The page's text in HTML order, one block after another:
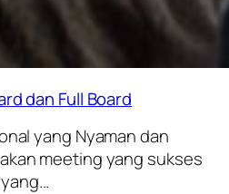
dan Full Board
yang Nyaman dan
meeting yang sukses